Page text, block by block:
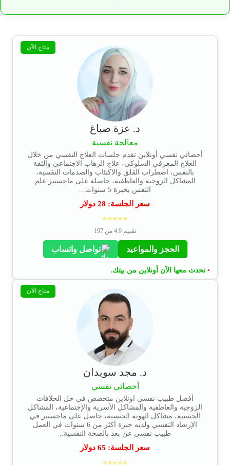
متاح الآن
د. عزة صباغ
معالجة نفسية
أخصائي نفسي أونلاين تقدم جلسات العلاج النفسي من خلال
العلاج المعرفي السلوكي، علاج الرهاب الاجتماعي والثقة
بالنفس، اضطراب القلق والاكتئاب والصدمات النفسية،
المشاكل الزوجية والعاطفية، حاصلة على ماجستير علم
النفس بخبرة 5 سنوات...
سعر الجلسة: 28 دولار
⭐⭐⭐⭐⭐
تقييم 4.9 من 197
الحجز والمواعيد تواصل واتساب
• تحدث معها الآن أونلاين من بيتك.
متاح الآن
د. مجد سويدان
أخصائي نفسي
أفضل طبيب نفسي اونلاين متخصص في حل الخلافات
الزوجية والعاطفية والمشاكل الأسرية والإجتماعية، المشاكل
الجنسية، مشاكل الهوية الجنسية، حاصل على ماجستير في
الإرشاد النفسي ولديه خبرة أكثر من 6 سنوات في العمل
طبيب نفسي عن بعد بالصحة النفسية..
سعر الجلسة: 65 دولار
⭐⭐⭐⭐⭐